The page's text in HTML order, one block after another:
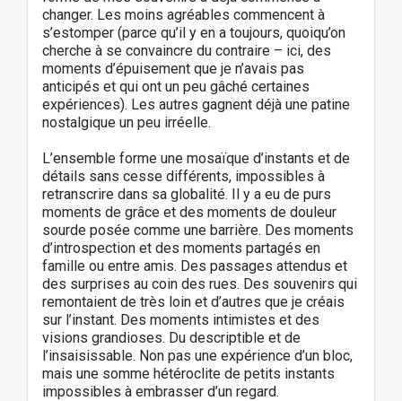
changer. Les moins agréables commencent à
s’estomper (parce qu’il y en a toujours, quoiqu’on
cherche à se convaincre du contraire – ici, des
moments d’épuisement que je n’avais pas
anticipés et qui ont un peu gâché certaines
expériences). Les autres gagnent déjà une patine
nostalgique un peu irréelle.
L’ensemble forme une mosaïque d’instants et de
détails sans cesse différents, impossibles à
retranscrire dans sa globalité. Il y a eu de purs
moments de grâce et des moments de douleur
sourde posée comme une barrière. Des moments
d’introspection et des moments partagés en
famille ou entre amis. Des passages attendus et
des surprises au coin des rues. Des souvenirs qui
remontaient de très loin et d’autres que je créais
sur l’instant. Des moments intimistes et des
visions grandioses. Du descriptible et de
l’insaisissable. Non pas une expérience d’un bloc,
mais une somme hétéroclite de petits instants
impossibles à embrasser d’un regard.